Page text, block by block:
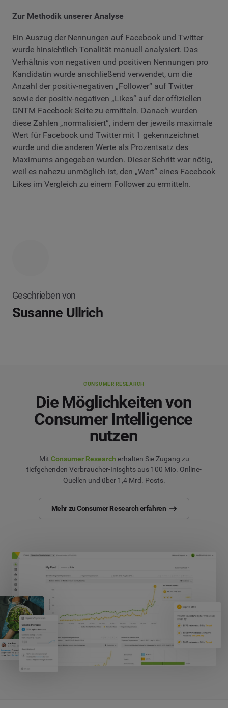
Zur Methodik unserer Analyse
Ein Auszug der Nennungen auf Facebook und Twitter
wurde hinsichtlich Tonalität manuell analysiert. Das
Verhältnis von negativen und positiven Nennungen pro
Kandidatin wurde anschließend verwendet, um die
Anzahl der positiv-negativen „Follower“ auf Twitter
sowie der positiv-negativen „Likes“ auf der offiziellen
GNTM Facebook Seite zu ermitteln. Danach wurden
diese Zahlen „normalisiert“, indem der jeweils maximale
Wert für Facebook und Twitter mit 1 gekennzeichnet
wurde und die anderen Werte als Prozentsatz des
Maximums angegeben wurden. Dieser Schritt war nötig,
weil es nahezu unmöglich ist, den „Wert“ eines Facebook
Likes im Vergleich zu einem Follower zu ermitteln.
Geschrieben von
Susanne Ullrich
CONSUMER RESEARCH
Die Möglichkeiten von
Consumer Intelligence
nutzen
Mit Consumer Research erhalten Sie Zugang zu
tiefgehenden Verbraucher-Inisghts aus 100 Mio. Online-
Quellen und über 1,4 Mrd. Posts.
Mehr zu Consumer Research erfahren